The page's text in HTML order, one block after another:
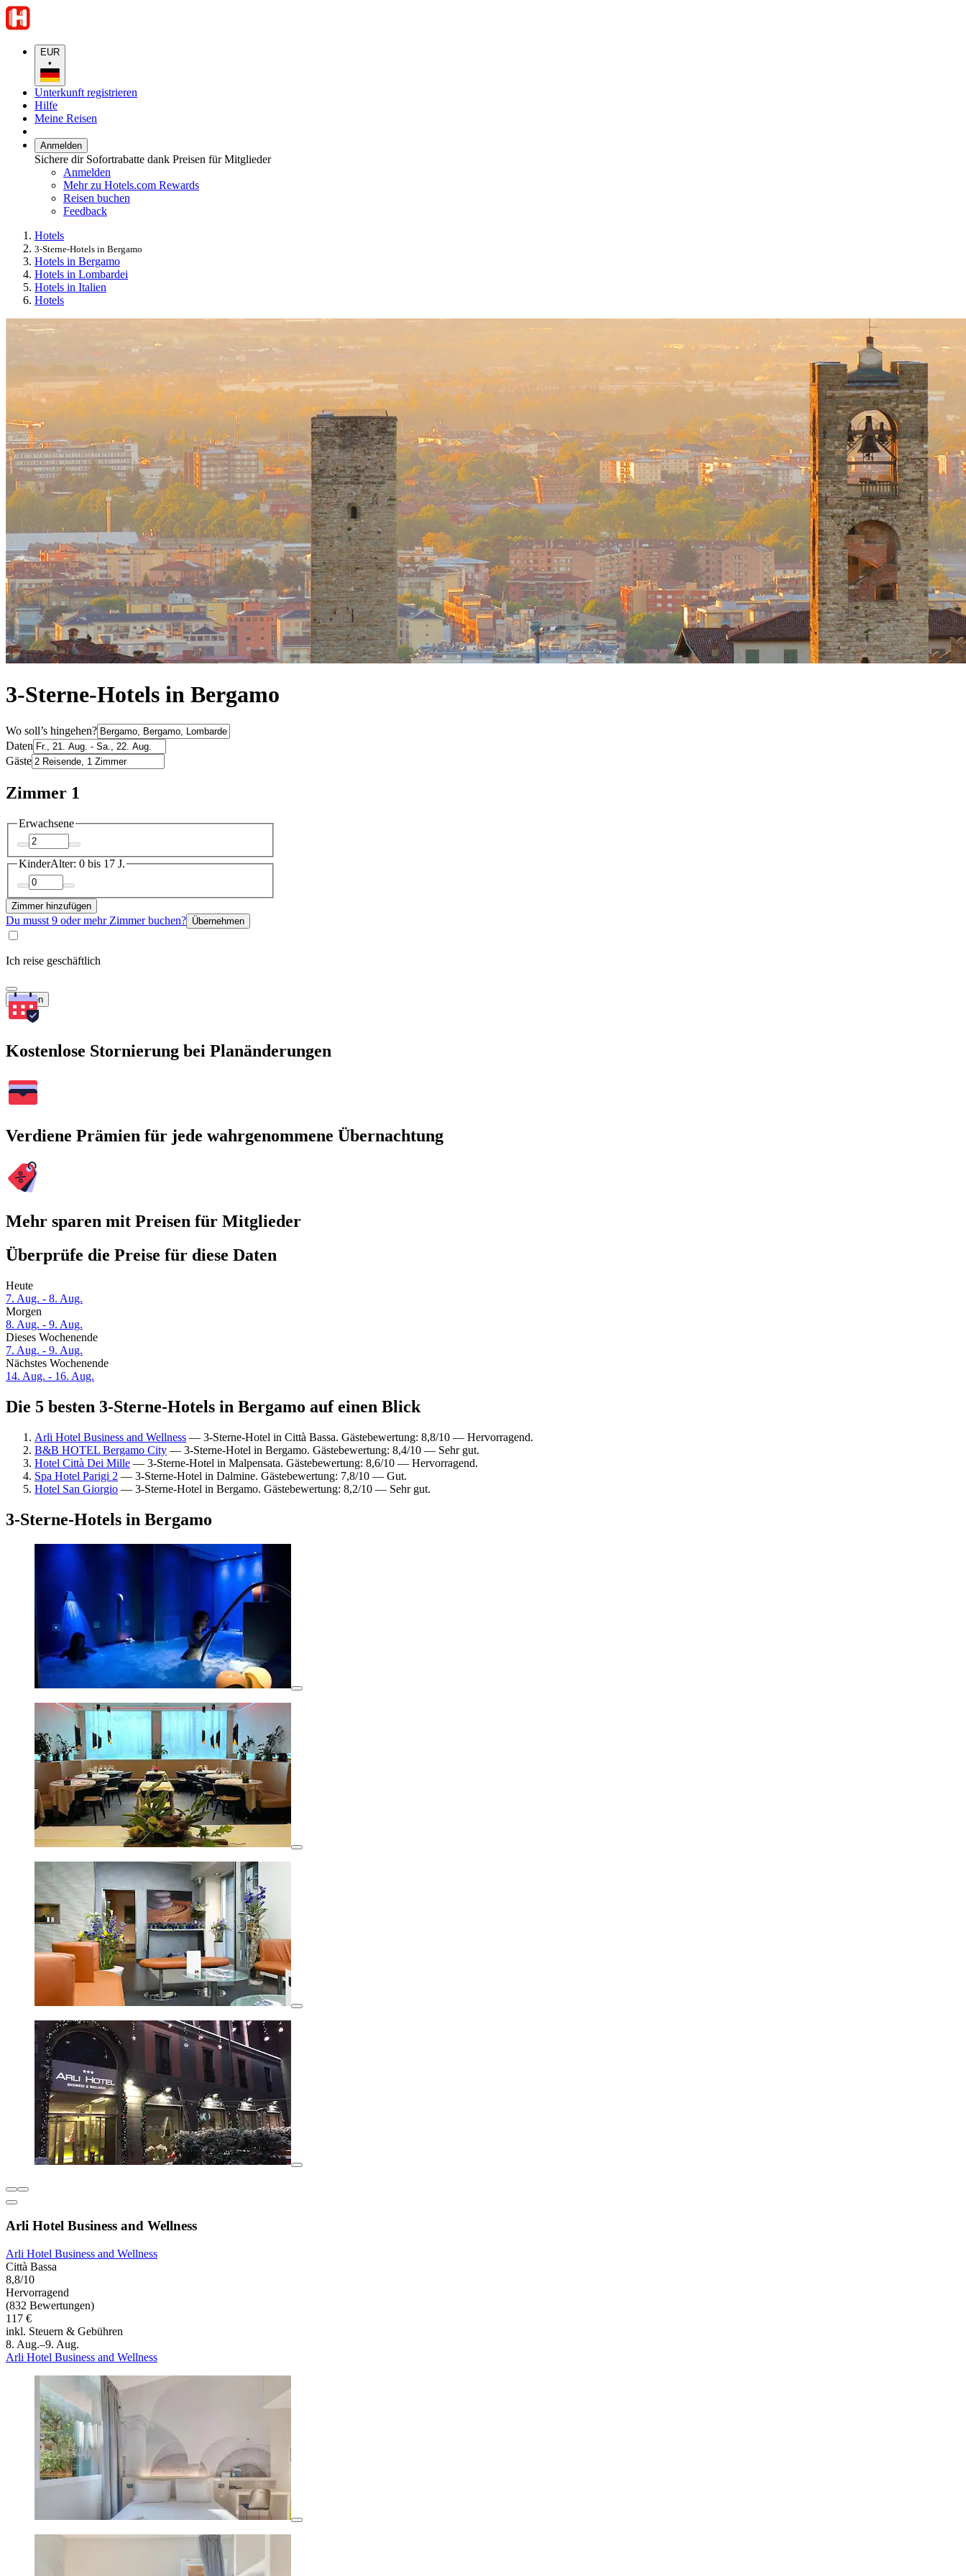
EUR
•
Unterkunft registrieren
Hilfe
Meine Reisen
Anmelden
Sichere dir Sofortrabatte dank Preisen für Mitglieder
Anmelden
Mehr zu Hotels.com Rewards
Reisen buchen
Feedback
Hotels
3-Sterne-Hotels in Bergamo
Hotels in Bergamo
Hotels in Lombardei
Hotels in Italien
Hotels
3-Sterne-Hotels in Bergamo
Wo soll’s hingehen?
Daten
Gäste
Zimmer 1
Erwachsene
KinderAlter: 0 bis 17 J.
Zimmer hinzufügen
Du musst 9 oder mehr Zimmer buchen? Übernehmen
Ich reise geschäftlich
Suchen
Kostenlose Stornierung bei Planänderungen
Verdiene Prämien für jede wahrgenommene Übernachtung
Mehr sparen mit Preisen für Mitglieder
Überprüfe die Preise für diese Daten
Heute
7. Aug. - 8. Aug.
Morgen
8. Aug. - 9. Aug.
Dieses Wochenende
7. Aug. - 9. Aug.
Nächstes Wochenende
14. Aug. - 16. Aug.
Die 5 besten 3-Sterne-Hotels in Bergamo auf einen Blick
Arli Hotel Business and Wellness — 3-Sterne-Hotel in Città Bassa. Gästebewertung: 8,8/10 — Hervorragend.
B&B HOTEL Bergamo City — 3-Sterne-Hotel in Bergamo. Gästebewertung: 8,4/10 — Sehr gut.
Hotel Città Dei Mille — 3-Sterne-Hotel in Malpensata. Gästebewertung: 8,6/10 — Hervorragend.
Spa Hotel Parigi 2 — 3-Sterne-Hotel in Dalmine. Gästebewertung: 7,8/10 — Gut.
Hotel San Giorgio — 3-Sterne-Hotel in Bergamo. Gästebewertung: 8,2/10 — Sehr gut.
3-Sterne-Hotels in Bergamo
Arli Hotel Business and Wellness
Arli Hotel Business and Wellness
Città Bassa
8,8/10
Hervorragend
(832 Bewertungen)
117 €
inkl. Steuern & Gebühren
8. Aug.–9. Aug.
Arli Hotel Business and Wellness